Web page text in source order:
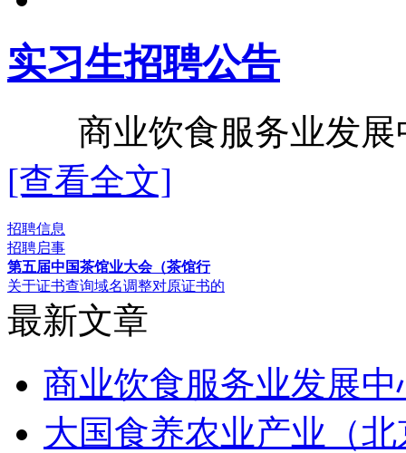
实习生招聘公告
商业饮食服务业发展
[查看全文]
招聘信息
招聘启事
第五届中国茶馆业大会（茶馆行
关于证书查询域名调整对原证书的
最新文章
商业饮食服务业发展中
大国食养农业产业（